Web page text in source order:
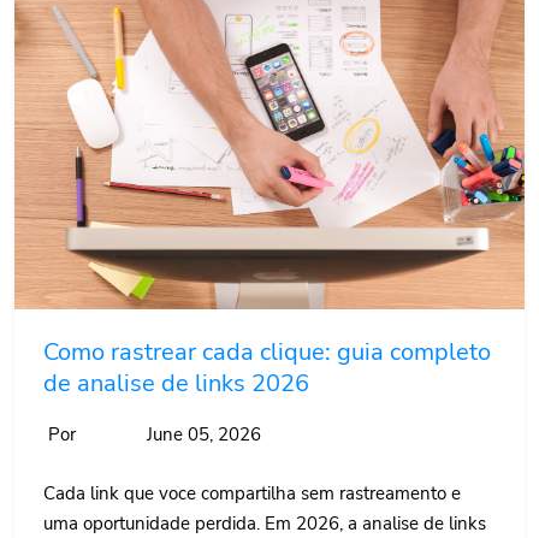
Como rastrear cada clique: guia completo
de analise de links 2026
Por June 05, 2026
Cada link que voce compartilha sem rastreamento e
uma oportunidade perdida. Em 2026, a analise de links